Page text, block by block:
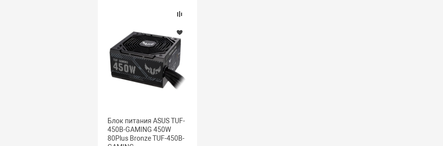
Блок питания ASUS TUF-
450B-GAMING 450W
80Plus Bronze TUF-450B-